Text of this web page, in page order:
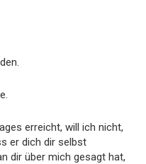
erreicht, will ich nicht,
er dich dir selbst
dir über mich gesagt hat,